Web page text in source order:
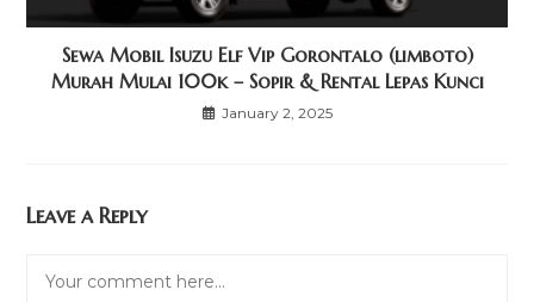
Sewa Mobil Isuzu Elf Vip Gorontalo (limboto)
Murah Mulai 100k – Sopir & Rental Lepas Kunci
January 2, 2025
Leave a Reply